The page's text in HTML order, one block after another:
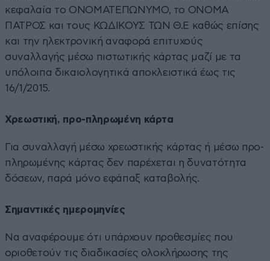
κεφαλαία το ΟΝΟΜΑΤΕΠΩΝΥΜΟ, το ΟΝΟΜΑ
ΠΑΤΡΟΣ και τους ΚΩΔΙΚΟΥΣ ΤΩΝ Θ.Ε καθώς επίσης
και την ηλεκτρονική αναφορά επιτυχούς
συναλλαγής μέσω πιστωτικής κάρτας μαζί με τα
υπόλοιπα δικαιολογητικά αποκλειστικά έως τις
16/1/2015.
Χρεωστική, προ-πληρωμένη κάρτα
Για συναλλαγή μέσω χρεωστικής κάρτας ή μέσω προ-
πληρωμένης κάρτας δεν παρέχεται η δυνατότητα
δόσεων, παρά μόνο εφάπαξ καταβολής.
Σημαντικές ημερομηνίες
Να αναφέρουμε ότι υπάρχουν προθεσμίες που
οριοθετούν τις διαδικασίες ολοκλήρωσης της